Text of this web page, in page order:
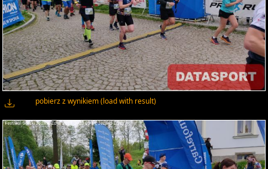
pobierz z wynikiem (load with result)